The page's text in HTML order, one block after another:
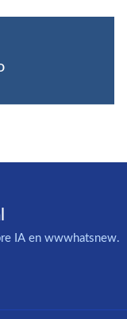
IA en wwwhatsnew.